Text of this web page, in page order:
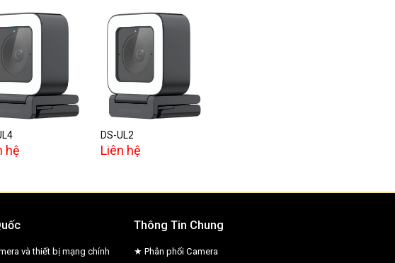
wishlist
hệ
wishlist
DS-UL2
Liên hệ
và thiết bị mạng chính
Thông Tin Chung
★ Phân phối Camera